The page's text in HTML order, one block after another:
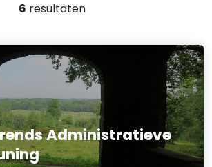
6 resultaten
Administratieve